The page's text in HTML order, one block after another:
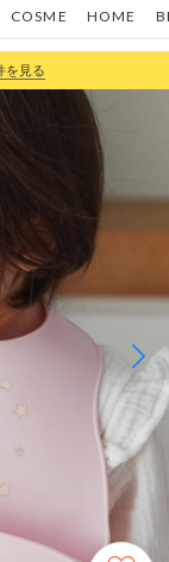
COSME HOME
を見る